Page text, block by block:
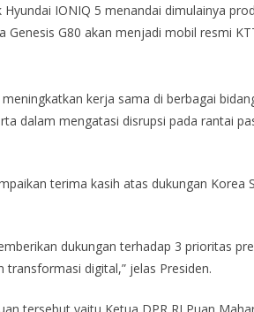
IONIQ 5 menandai dimulainya
G80 akan menjadi mobil resmi
kerja sama di berbagai
dalam mengatasi disrupsi pada rantai
terima kasih atas dukungan Korea
dukungan terhadap 3 prioritas
digital,” jelas Presiden.